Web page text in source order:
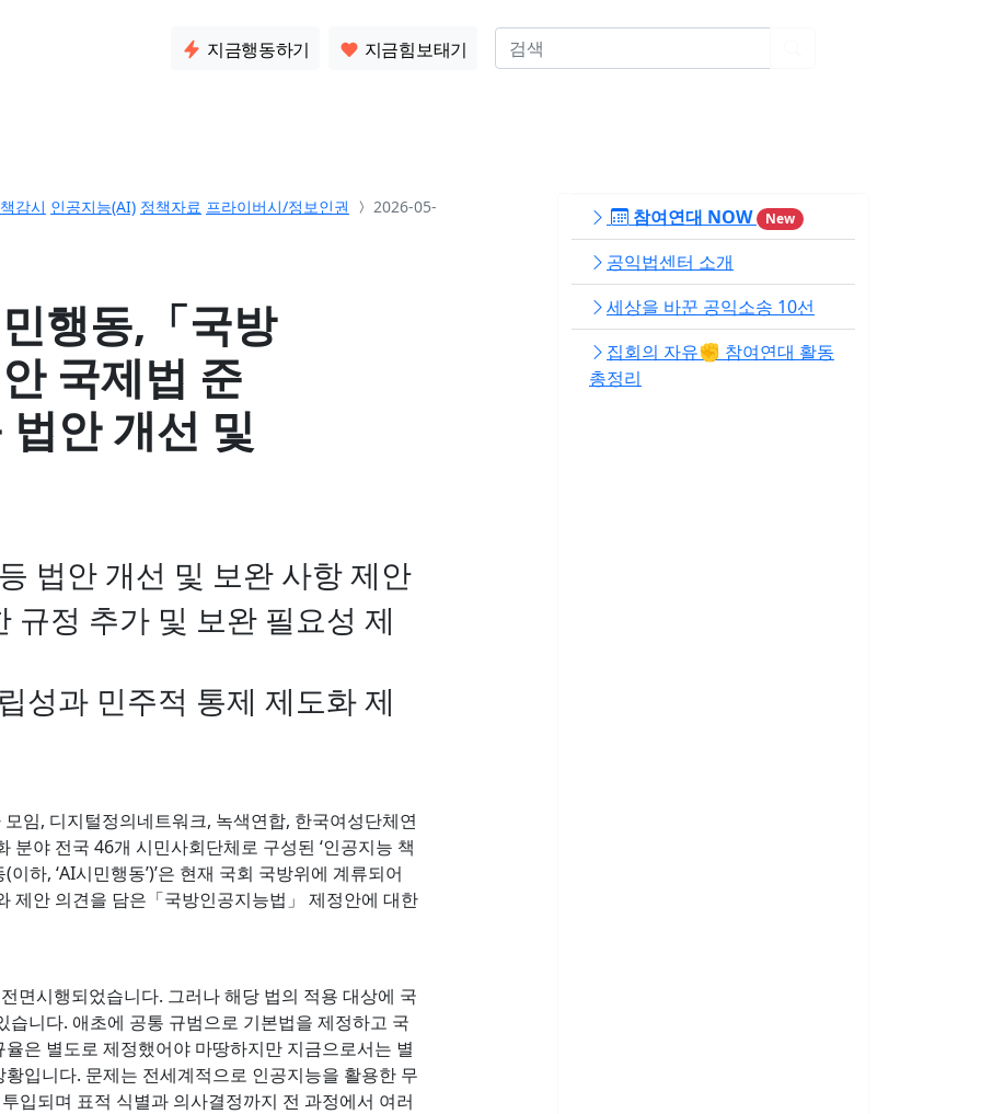
지금행동하기 지금힘보태기
감시 인공지능(AI) 정책자료 프라이버시/정보인권 2026-05-
행동,「국방
국제법 준
안 개선 및
법안 개선 및 보완 사항 제안
규정 추가 및 보완 필요성 제
성과 민주적 통제 제도화 제
임, 디지털정의네트워크, 녹색연합, 한국여성단체연
분야 전국 46개 시민사회단체로 구성된 ‘인공지능 책
하, ‘AI시민행동’)’은 현재 국회 국방위에 계류되어
제안 의견을 담은「국방인공지능법」 제정안에 대한
면시행되었습니다. 그러나 해당 법의 적용 대상에 국
니다. 애초에 공통 규범으로 기본법을 제정하고 국
은 별도로 제정했어야 마땅하지만 지금으로서는 별
입니다. 문제는 전세계적으로 인공지능을 활용한 무
입되며 표적 식별과 의사결정까지 전 과정에서 여러
참여연대 NOW New
공익법센터 소개
세상을 바꾼 공익소송 10선
집회의 자유✊ 참여연대 활동
총정리